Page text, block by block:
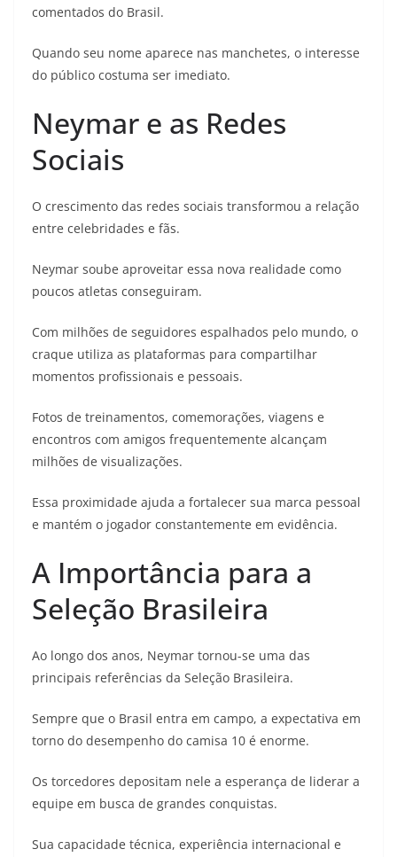
comentados do Brasil.
Quando seu nome aparece nas manchetes, o interesse
do público costuma ser imediato.
Neymar e as Redes
Sociais
O crescimento das redes sociais transformou a relação
entre celebridades e fãs.
Neymar soube aproveitar essa nova realidade como
poucos atletas conseguiram.
Com milhões de seguidores espalhados pelo mundo, o
craque utiliza as plataformas para compartilhar
momentos profissionais e pessoais.
Fotos de treinamentos, comemorações, viagens e
encontros com amigos frequentemente alcançam
milhões de visualizações.
Essa proximidade ajuda a fortalecer sua marca pessoal
e mantém o jogador constantemente em evidência.
A Importância para a
Seleção Brasileira
Ao longo dos anos, Neymar tornou-se uma das
principais referências da Seleção Brasileira.
Sempre que o Brasil entra em campo, a expectativa em
torno do desempenho do camisa 10 é enorme.
Os torcedores depositam nele a esperança de liderar a
equipe em busca de grandes conquistas.
Sua capacidade técnica, experiência internacional e